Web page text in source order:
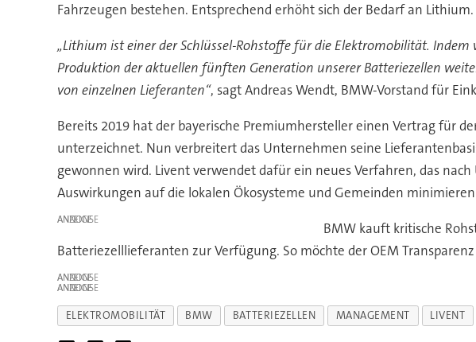
Fahrzeugen bestehen. Entsprechend erhöht sich der Bedarf an
„Lithium ist einer der Schlüssel-Rohstoffe für die Elektromobilität.
Produktion der aktuellen fünften Generation unserer Batteriezellen
von einzelnen Lieferanten“, sagt Andreas Wendt, BMW-Vorstand für
Bereits 2019 hat der bayerische Premiumhersteller einen Vertrag für
unterzeichnet. Nun verbreitert das Unternehmen seine
gewonnen wird. Livent verwendet dafür ein neues Verfahren, das
Auswirkungen auf die lokalen Ökosysteme und Gemeinden
ANZEIGE
BMW kauft kritische
Batteriezelllieferanten zur Verfügung. So möchte der OEM
ANZEIGE
ANZEIGE
ELEKTROMOBILITÄT BMW BATTERIEZELLEN MANAGEMENT LIVENT